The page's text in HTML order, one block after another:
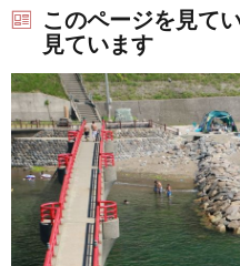
このページを見て
見ています